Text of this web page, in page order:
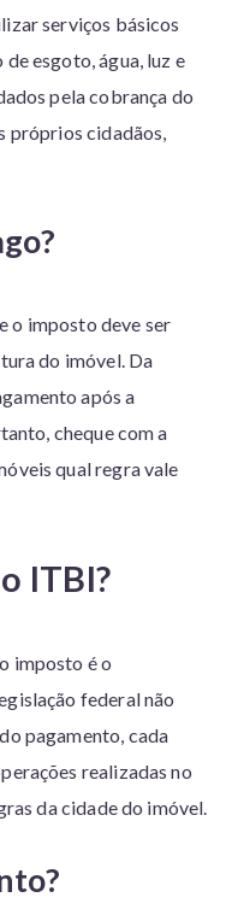
serviços básicos
esgoto, água, luz e
pela cobrança do
próprios cidadãos,
o imposto deve ser
do imóvel. Da
após a
cheque com a
qual regra vale
ITBI?
imposto é o
federal não
pagamento, cada
realizadas no
da cidade do imóvel.